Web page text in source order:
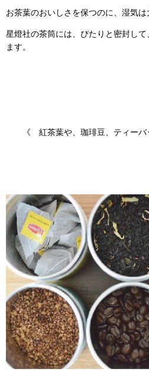
お茶葉のおいしさを保つのに、湿気は
星燈社の茶筒には、ぴたりと密封し
ます。
《 紅茶葉や、珈琲豆、ティー